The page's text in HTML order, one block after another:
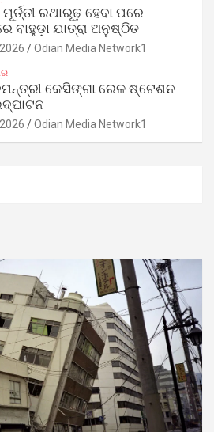
ମୂର୍ତ୍ତୀ ରଥାରୂଢ଼ ହେବା ପରେ
ବାହୁଡ଼ା ଯାତ୍ରା ଅନୁଷ୍ଠିତ
Odian Media Network1
କେସିଙ୍ଗା ରେଳ ଷ୍ଟେଶନ
Odian Media Network1